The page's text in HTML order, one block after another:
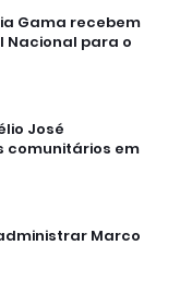
Gama recebem
Nacional para o
José
comunitários em
Marco